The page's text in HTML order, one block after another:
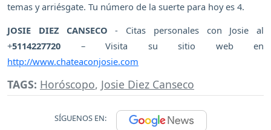
temas y arriésgate. Tu número de la suerte para hoy es 4.
JOSIE DIEZ CANSECO - Citas personales con Josie al
+5114227720 – Visita su sitio web en
http://www.chateaconjosie.com
TAGS: Horóscopo, Josie Diez Canseco
SÍGUENOS EN: